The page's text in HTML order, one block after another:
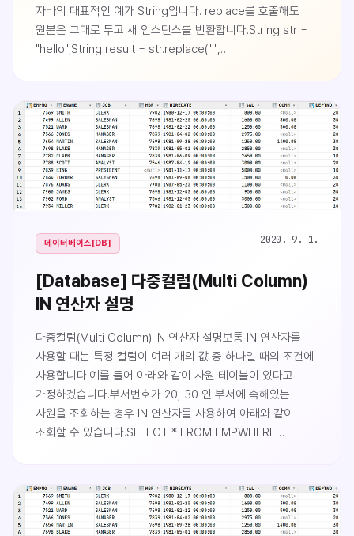
자바의 대표적인 예가 String입니다. replace를 호출해도
원본은 그대로 두고 새 인스턴스를 반환합니다.String str =
"hello";String result = str.replace("l",
반환됨"수정"처럼 보이는 연산도 사실은 새 객체를 만드는
것입니다. Integer, Long 같은 래퍼 클래스와 LocalDate,
Local..
데이터베이스[DB] 2020. 9. 1.
[Database] 다중컬럼(Multi Column)
IN 연산자 설명
다중컬럼(Multi Column) IN 연산자 설명보통 IN 연산자를
사용할 때는 특정 컬럼이 여러 개의 값 중 하나일 때의 조건에
사용합니다.예를 들어 아래와 같이 사원 테이블이 있다고
가정하겠습니다.부서번호가 20, 30 인 부서에 속해있는
사원을 조회하는 경우 IN 연산자를 사용하여 아래와 같이
조회할 수 있습니다.SELECT * FROM EMPWHERE
OR (DEPTNO = 30);결과는 두 쿼리 모두 아래와 같습니다.
이번에는 부서번호가 20 이면서 직책이 MANAGER이거나
부서번호가 30 이면서 직책이 CLERK인 사원을 알아보도록